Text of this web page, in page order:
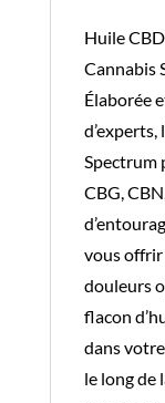
Huile
Cannabis
Élaborée
Spectrum
CBG,
vous offrir
douleurs
flacon
dans
le long de